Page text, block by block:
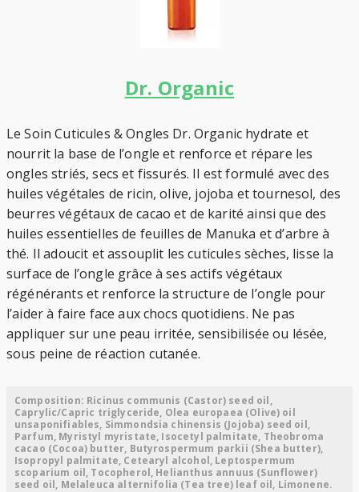
Dr. Organic
Le Soin Cuticules & Ongles Dr. Organic hydrate et
nourrit la base de l’ongle et renforce et répare les
ongles striés, secs et fissurés. Il est formulé avec des
huiles végétales de ricin, olive, jojoba et tournesol, des
beurres végétaux de cacao et de karité ainsi que des
huiles essentielles de feuilles de Manuka et d’arbre à
thé. Il adoucit et assouplit les cuticules sèches, lisse la
surface de l’ongle grâce à ses actifs végétaux
régénérants et renforce la structure de l’ongle pour
l’aider à faire face aux chocs quotidiens. Ne pas
appliquer sur une peau irritée, sensibilisée ou lésée,
sous peine de réaction cutanée.
Composition: Ricinus communis (Castor) seed oil,
Caprylic/Capric triglyceride, Olea europaea (Olive) oil
unsaponifiables, Simmondsia chinensis (Jojoba) seed oil,
Parfum, Myristyl myristate, Isocetyl palmitate, Theobroma
cacao (Cocoa) butter, Butyrospermum parkii (Shea butter),
Isopropyl palmitate, Cetearyl alcohol, Leptospermum
scoparium oil, Tocopherol, Helianthus annuus (Sunflower)
seed oil, Melaleuca alternifolia (Tea tree) leaf oil, Limonene.